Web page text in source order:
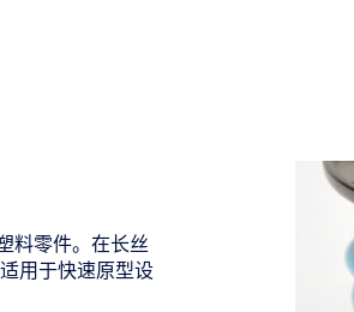
料零件。在长丝
用于快速原型设